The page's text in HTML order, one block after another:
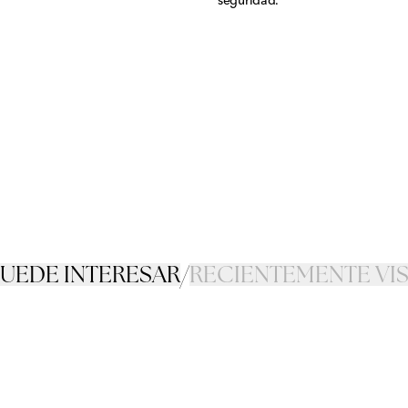
INTERESAR/RECIENTEMENTE